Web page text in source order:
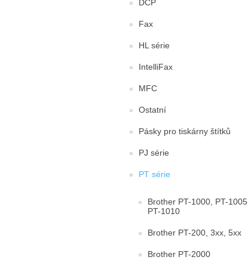
DCP
Fax
HL série
IntelliFax
MFC
Ostatní
Pásky pro tiskárny štítků
PJ série
PT série
Brother PT-1000, PT-1005,
PT-1010
Brother PT-200, 3xx, 5xx
Brother PT-2000